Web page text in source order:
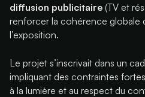
diffusion publicitaire (TV et
renforcer la cohérence globale
l’exposition.
Le projet s’inscrivait dans un
impliquant des contraintes
à la lumière et au respect du